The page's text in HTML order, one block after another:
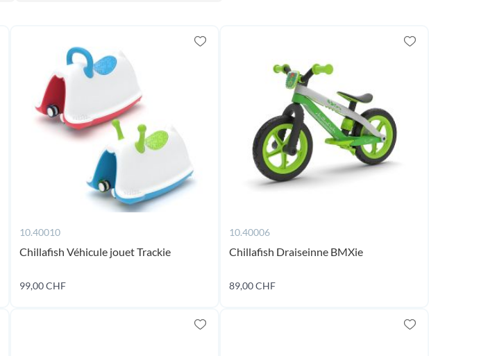
10.40010
Chillafish Véhicule jouet Trackie
99,00 CHF
10.40006
Chillafish Draiseinne BMXie
89,00 CHF